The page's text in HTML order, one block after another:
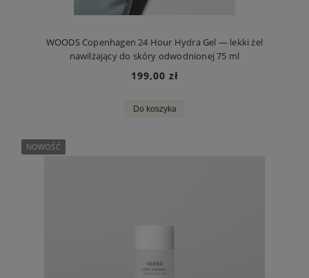
WOODS Copenhagen 24 Hour Hydra Gel — lekki żel
nawilżający do skóry odwodnionej 75 ml
199,00 zł
Do koszyka
NOWOŚĆ